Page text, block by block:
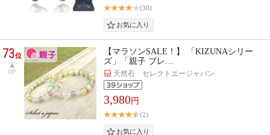
(30)
73位
UP
【マラソンSALE！】 「KIZUNAシリー
ズ」「親子 ブレ…
天然石 セレクトエージャパン
3,980円
(2)